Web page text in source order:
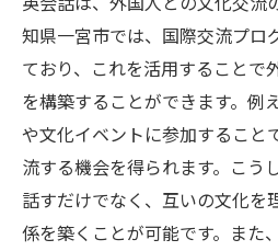
知県一宮市では、国際交流プロ
ており、これを活用することで
を構築することができます。例
や文化イベントに参加すること
流する機会を得られます。こう
話すだけでなく、互いの文化を
係を築くことが可能です。また